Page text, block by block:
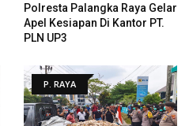
Polresta Palangka Raya Gelar
Apel Kesiapan Di Kantor PT.
PLN UP3
P. RAYA